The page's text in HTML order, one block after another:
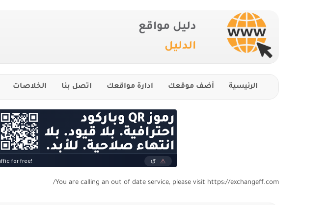
دليل مواقع
الدليل
الرئيسية أضف موقعك ادارة مواقعك اتصل بنا الخلاصات
You are calling an out of date service, please visit https://exchangeff.com/